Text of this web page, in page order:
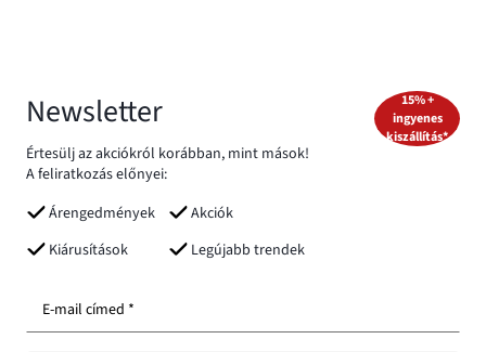
Newsletter
Értesülj az akciókról korábban, mint mások!
A feliratkozás előnyei:
Árengedmények
Akciók
Kiárusítások
Legújabb trendek
15% +
ingyenes
kiszállítás*
E-mail címed *